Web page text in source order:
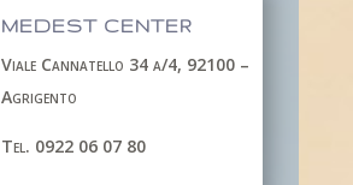
MEDEST CENTER
Viale Cannatello 34 a/4, 92100 –
Agrigento
Tel. 0922 06 07 80